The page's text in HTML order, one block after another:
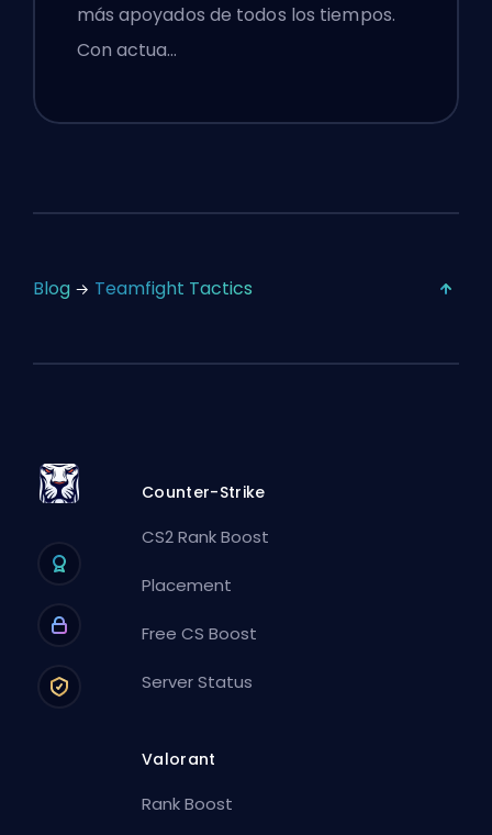
más apoyados de todos los tiempos.
Con actua…
Blog Teamfight Tactics
Counter-Strike
CS2 Rank Boost
Placement
Free CS Boost
Server Status
Valorant
Rank Boost